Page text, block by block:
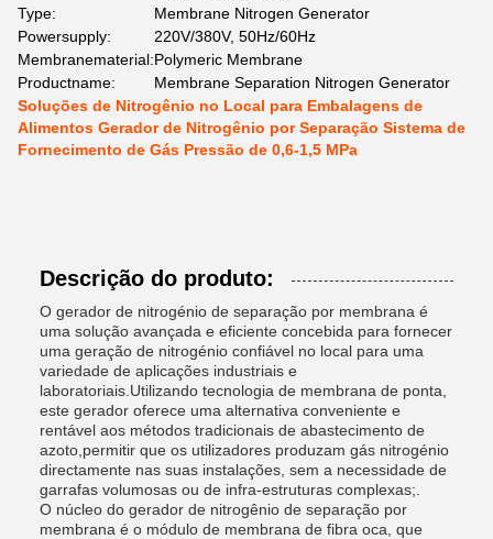
Type:
Membrane Nitrogen Generator
Powersupply:
220V/380V, 50Hz/60Hz
Membranematerial:Polymeric Membrane
Productname:
Membrane Separation Nitrogen Generator
Soluções de Nitrogênio no Local para Embalagens de
Alimentos Gerador de Nitrogênio por Separação Sistema de
Fornecimento de Gás Pressão de 0,6-1,5 MPa
Descrição do produto:
O gerador de nitrogénio de separação por membrana é
uma solução avançada e eficiente concebida para fornecer
uma geração de nitrogénio confiável no local para uma
variedade de aplicações industriais e
laboratoriais.Utilizando tecnologia de membrana de ponta,
este gerador oferece uma alternativa conveniente e
rentável aos métodos tradicionais de abastecimento de
azoto,permitir que os utilizadores produzam gás nitrogénio
directamente nas suas instalações, sem a necessidade de
garrafas volumosas ou de infra-estruturas complexas;.
O núcleo do gerador de nitrogênio de separação por
membrana é o módulo de membrana de fibra oca, que